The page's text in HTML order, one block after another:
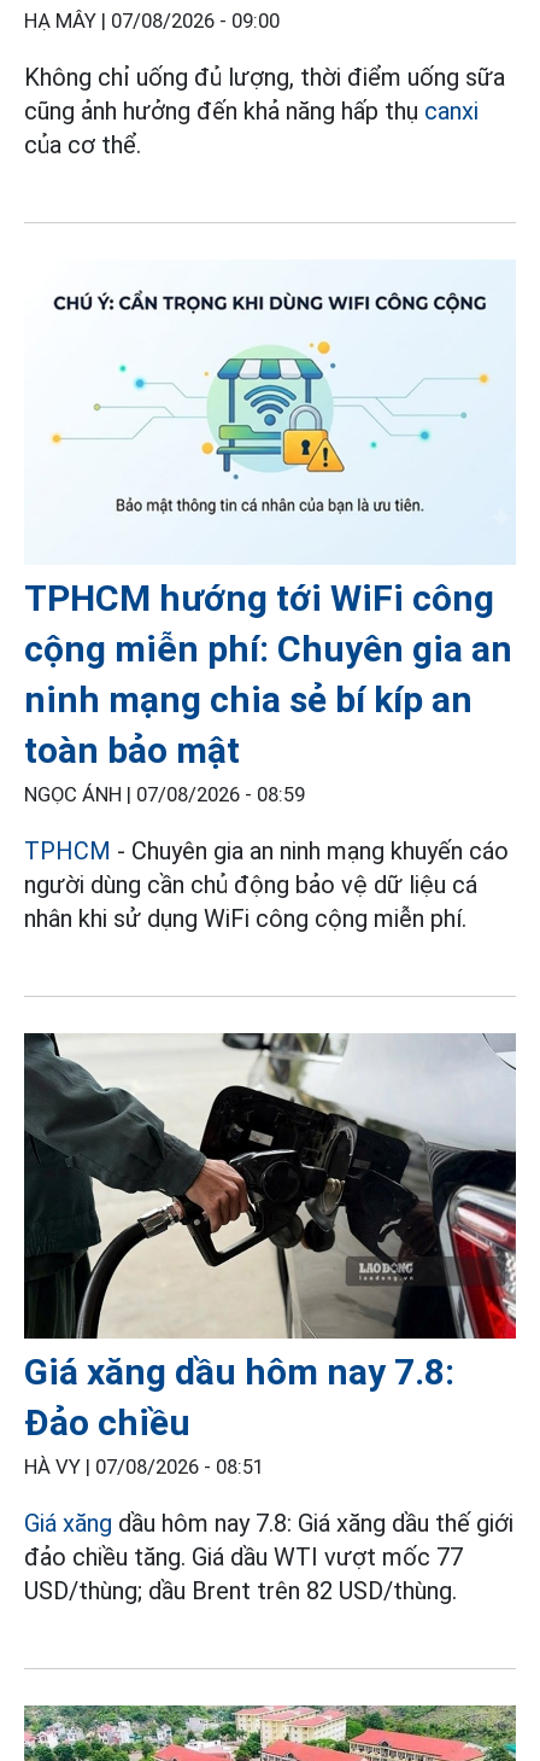
HẠ MÂY | 07/08/2026 - 09:00
Không chỉ uống đủ lượng, thời điểm uống sữa
cũng ảnh hưởng đến khả năng hấp thụ canxi
của cơ thể.
TPHCM hướng tới WiFi công
cộng miễn phí: Chuyên gia an
ninh mạng chia sẻ bí kíp an
toàn bảo mật
NGỌC ÁNH | 07/08/2026 - 08:59
TPHCM - Chuyên gia an ninh mạng khuyến cáo
người dùng cần chủ động bảo vệ dữ liệu cá
nhân khi sử dụng WiFi công cộng miễn phí.
Giá xăng dầu hôm nay 7.8:
Đảo chiều
HÀ VY | 07/08/2026 - 08:51
Giá xăng dầu hôm nay 7.8: Giá xăng dầu thế giới
đảo chiều tăng. Giá dầu WTI vượt mốc 77
USD/thùng; dầu Brent trên 82 USD/thùng.